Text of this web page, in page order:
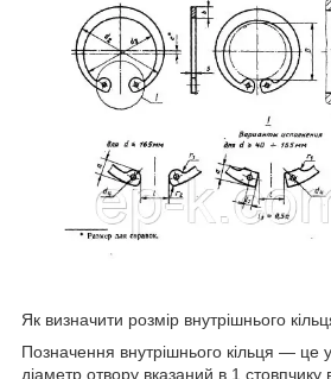
Як визначити розмір внутрішнього
Позначення внутрішнього кільця — це
діаметр отвору вказаний в 1 стовпчику